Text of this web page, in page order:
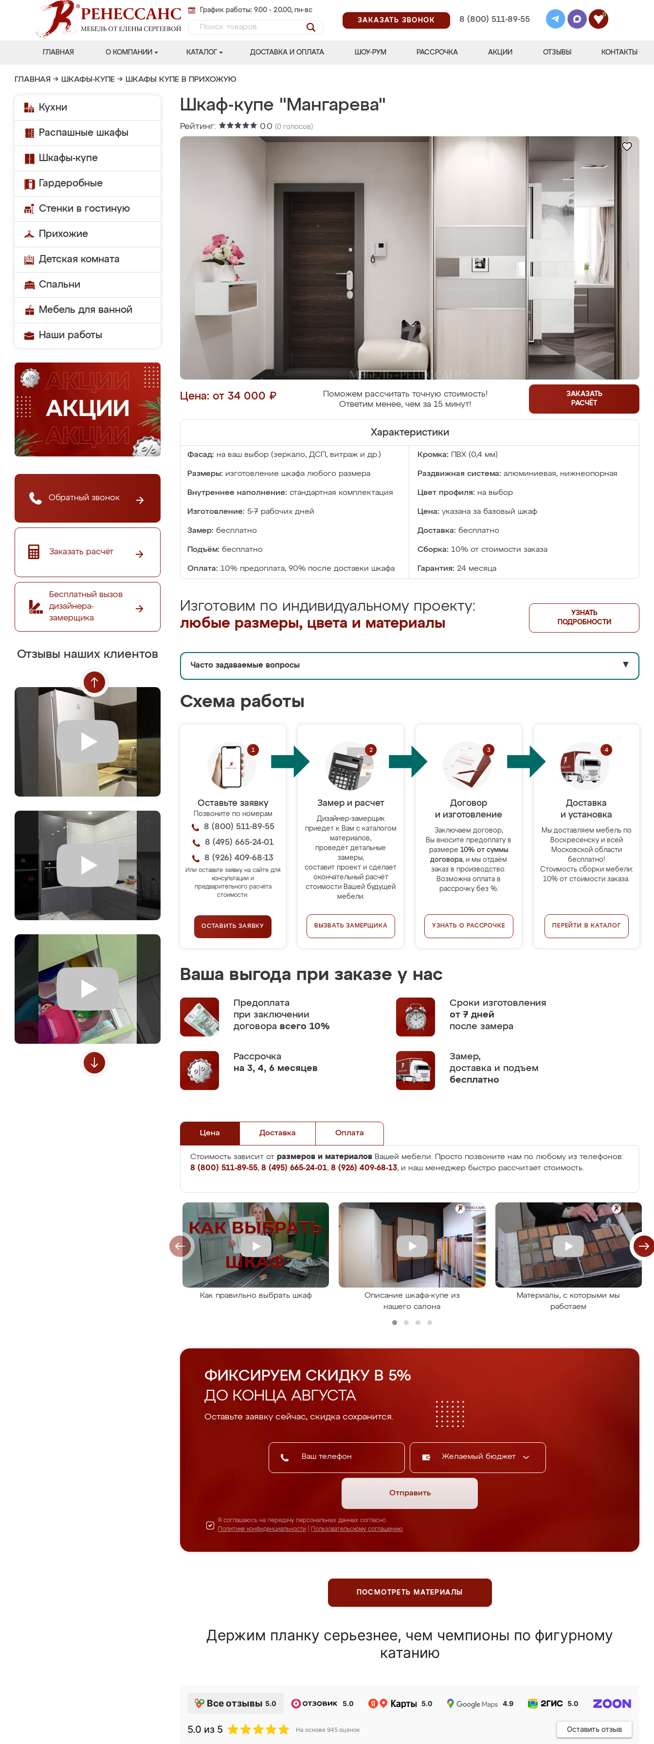
График работы: 9.00 - 20.00, пн-вс
ЗАКАЗАТЬ ЗВОНОК
8 (800) 511-89-55
0
ГЛАВНАЯ О КОМПАНИИ КАТАЛОГ ДОСТАВКА И ОПЛАТА ШОУ-РУМ РАССРОЧКА АКЦИИ ОТЗЫВЫ КОНТАКТЫ
ГЛАВНАЯ → ШКАФЫ-КУПЕ → ШКАФЫ КУПЕ В ПРИХОЖУЮ
Кухни
Распашные шкафы
Шкафы-купе
Гардеробные
Стенки в гостиную
Прихожие
Детская комната
Спальни
Мебель для ванной
Наши работы
Обратный звонок
Заказать расчёт
Бесплатный вызов
дизайнера-
замерщика
Отзывы наших клиентов
Шкаф-купе "Мангарева"
Рейтинг: 0.0 (0 голосов)
Цена: от 34 000 ₽
Поможем рассчитать точную стоимость!
Ответим менее, чем за 15 минут!
ЗАКАЗАТЬ
РАСЧЁТ
Характеристики
Фасад: на ваш выбор (зеркало, ДСП, витраж и др.) Кромка: ПВХ (0,4 мм)
Размеры: изготовление шкафа любого размера Раздвижная система: алюминиевая, нижнеопорная
Внутреннее наполнение: стандартная комплектация Цвет профиля: на выбор
Изготовление: 5-7 рабочих дней Цена: указана за базовый шкаф
Замер: бесплатно Доставка: бесплатно
Подъём: бесплатно Сборка: 10% от стоимости заказа
Оплата: 10% предоплата, 90% после доставки шкафа Гарантия: 24 месяца
Изготовим по индивидуальному проекту:
любые размеры, цвета и материалы
УЗНАТЬ
ПОДРОБНОСТИ
Часто задаваемые вопросы ▼
Схема работы
Оставьте заявку
Позвоните по номерам
8 (800) 511-89-55
8 (495) 665-24-01
8 (926) 409-68-13
Или оставьте заявку на сайте для
консультации и
предварительного расчёта
стоимости.
ОСТАВИТЬ ЗАЯВКУ
Замер и расчет
Дизайнер-замерщик
приедет к Вам с каталогом
материалов,
проведёт детальные
замеры,
составит проект и сделает
окончательный расчёт
стоимости Вашей будущей
мебели.
ВЫЗВАТЬ ЗАМЕРЩИКА
Договор
и изготовление
Заключаем договор,
Вы вносите предоплату в
размере 10% от суммы
договора, и мы отдаём
заказ в производство.
Возможна оплата в
рассрочку без %.
УЗНАТЬ О РАССРОЧКЕ
Доставка
и установка
Мы доставляем мебель по
Воскресенску и всей
Московской области
бесплатно!
Стоимость сборки мебели:
10% от стоимости заказа.
ПЕРЕЙТИ В КАТАЛОГ
Ваша выгода при заказе у нас
Предоплата
при заключении
договора всего 10%
Сроки изготовления
от 7 дней
после замера
Рассрочка
на 3, 4, 6 месяцев
Замер,
доставка и подъем
бесплатно
Цена Доставка Оплата
Стоимость зависит от размеров и материалов Вашей мебели. Просто позвоните нам по любому из телефонов:
8 (800) 511-89-55, 8 (495) 665-24-01, 8 (926) 409-68-13, и наш менеджер быстро рассчитает стоимость.
Как правильно выбрать шкаф
Описание шкафа-купе из
нашего салона
Материалы, с которыми мы
работаем
ФИКСИРУЕМ СКИДКУ В 5%
ДО КОНЦА АВГУСТА
Оставьте заявку сейчас, скидка сохранится.
Желаемый бюджет
Отправить
Я соглашаюсь на передачу персональных данных согласно
Политике конфиденциальности
Пользовательскому соглашению
ПОСМОТРЕТЬ МАТЕРИАЛЫ
Держим планку серьезнее, чем чемпионы по фигурному
катанию
Все отзывы 5.0 5.0 5.0 4.9 5.0
5.0 из 5 На основе 945 оценок Оставить отзыв